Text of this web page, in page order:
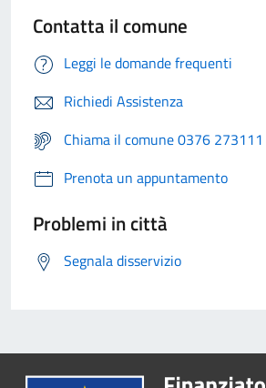
Contatta il comune
Leggi le domande frequenti
Richiedi Assistenza
Chiama il comune 0376 273111
Prenota un appuntamento
Problemi in città
Segnala disservizio